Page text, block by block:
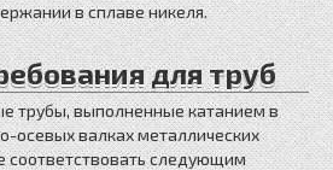
в сплаве никеля.
для труб
трубы, выполненные катанием в
осевых валках металлических
соответствовать следующим